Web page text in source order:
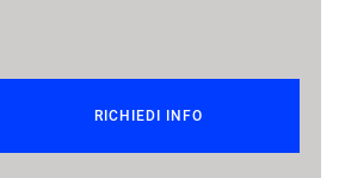
RICHIEDI INFO